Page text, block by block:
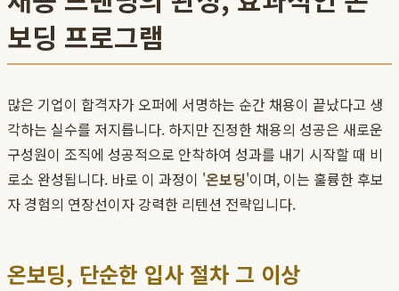
보딩 프로그램
많은 기업이 합격자가 오퍼에 서명하는 순간 채용이 끝났다고 생
각하는 실수를 저지릅니다. 하지만 진정한 채용의 성공은 새로운
구성원이 조직에 성공적으로 안착하여 성과를 내기 시작할 때 비
로소 완성됩니다. 바로 이 과정이 '온보딩'이며, 이는 훌륭한 후보
자 경험의 연장선이자 강력한 리텐션 전략입니다.
온보딩, 단순한 입사 절차 그 이상